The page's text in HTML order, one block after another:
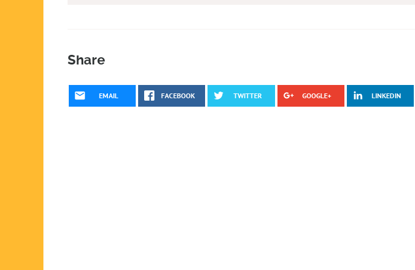
Share
EMAIL FACEBOOK TWITTER GOOGLE+ LINKEDIN